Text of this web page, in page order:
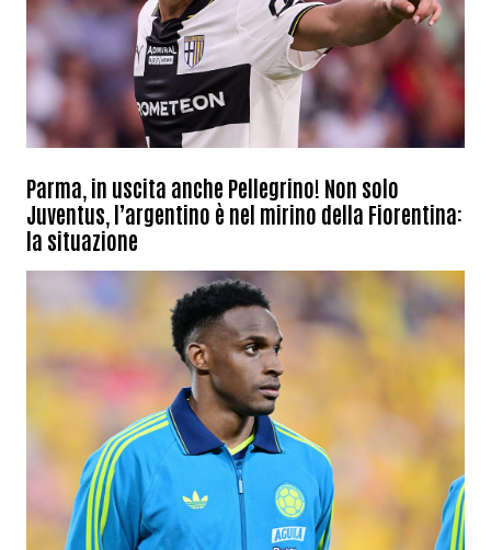
Parma, in uscita anche Pellegrino! Non solo
Juventus, l’argentino è nel mirino della Fiorentina:
la situazione